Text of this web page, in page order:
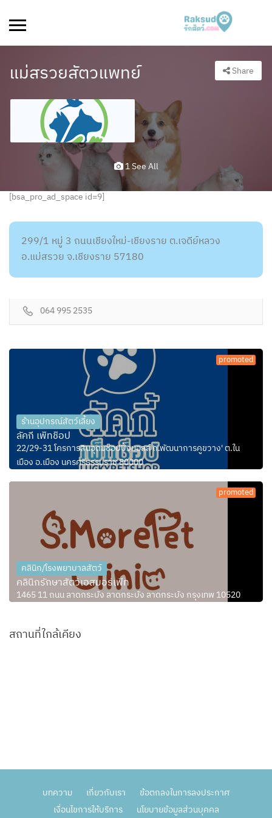
แม่สรวยสัตวแพทย์ Share
1 See All
[bsa_pro_ad_space id=9]
299/1 หมู่ 3 ถนนเชียงใหม่-เชียงราย ต.เจดีย์หลวง
อ.แม่สรวย จ.เชียงราย 57180
064 995 2535
promoted
ร้านอุปกรณ์สัตว์เลี้ยง
ลัคกี้ เพ็ทช็อป
22/29-31 โครการสินอุดมช๊อปปิ้งมอลล์ ถ.พัฒนาการคูขวาง' ต.ใน
เมือง อ.เมือง นครศรีธรรมราช 80000
promoted
คลินิก/โรงพยาบาลสัตว์
คลินิกรักษาสัตว์เอสมอร์เพ็ท
1465 11 ถนน ลาดกระบัง ลาดกระบัง ลาดกระบัง กรุงเทพ 10520
สถานที่ใกล้เคียง
บทความ เกี่ยวกับเรา
ข้อตกลงในการลงประกาศ
เงื่อนไขการให้บริการ
นโยบายข้อมูลส่วนบุคคล